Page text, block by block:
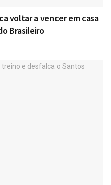
voltar a vencer em casa
Brasileiro